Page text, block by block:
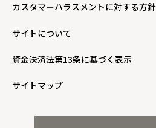
カスタマーハラスメントに対する方針
サイトについて
資金決済法第13条に基づく表示
サイトマップ